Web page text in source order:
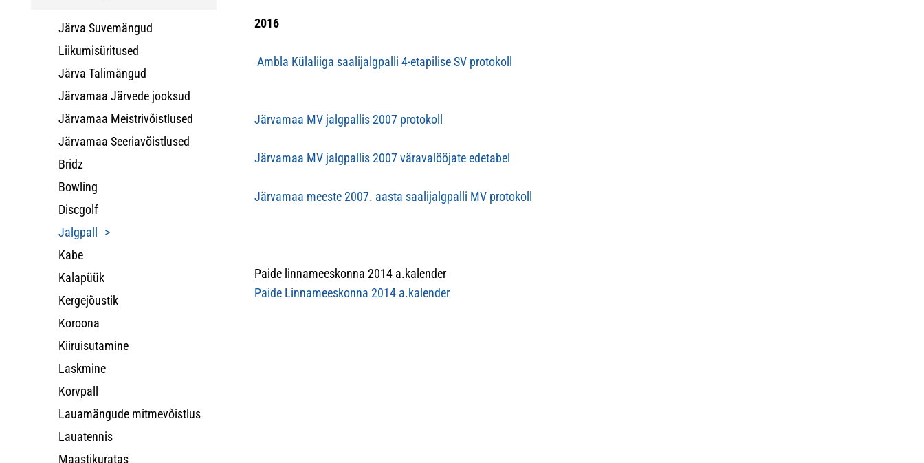
Järva Suvemängud
Liikumisüritused
Järva Talimängud
Järvamaa Järvede jooksud
Järvamaa Meistrivõistlused
Järvamaa Seeriavõistlused
Bridz
Bowling
Discgolf
Jalgpall
Kabe
Kalapüük
Kergejõustik
Koroona
Kiiruisutamine
Laskmine
Korvpall
Lauamängude mitmevõistlus
Lauatennis
Maastikuratas
2016
Ambla Külaliiga saalijalgpalli 4-etapilise SV protokoll
Järvamaa MV jalgpallis 2007 protokoll
Järvamaa MV jalgpallis 2007 väravalööjate edetabel
Järvamaa meeste 2007. aasta saalijalgpalli MV protokoll
Paide linnameeskonna 2014 a.kalender
Paide Linnameeskonna 2014 a.kalender